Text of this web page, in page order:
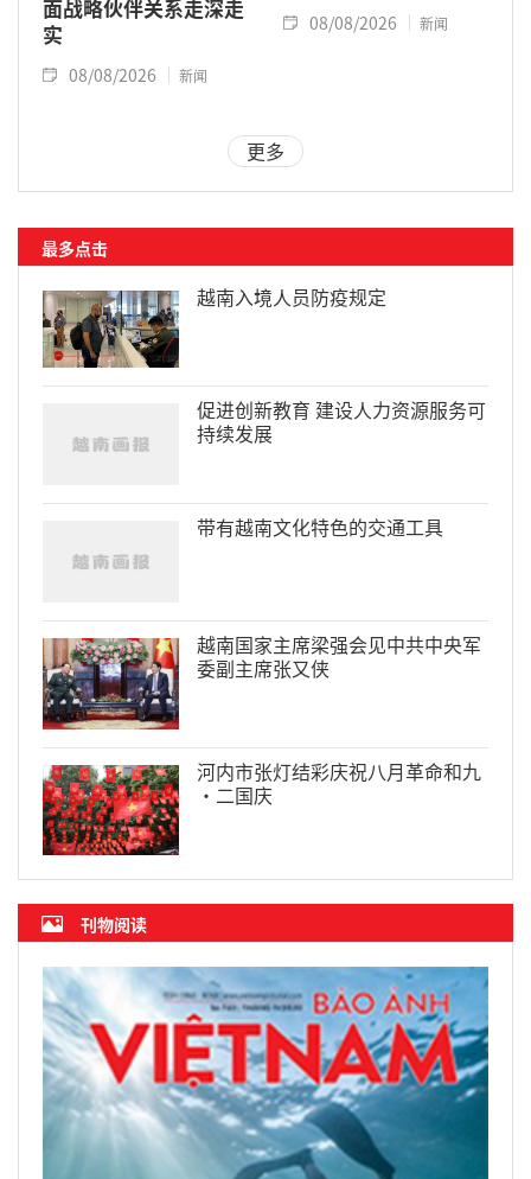
面战略伙伴关系走深走
实
08/08/2026 新闻
08/08/2026 新闻
更多
最多点击
越南入境人员防疫规定
促进创新教育 建设人力资源服务可
持续发展
带有越南文化特色的交通工具
越南国家主席梁强会见中共中央军
委副主席张又侠
河内市张灯结彩庆祝八月革命和九
·二国庆
刊物阅读